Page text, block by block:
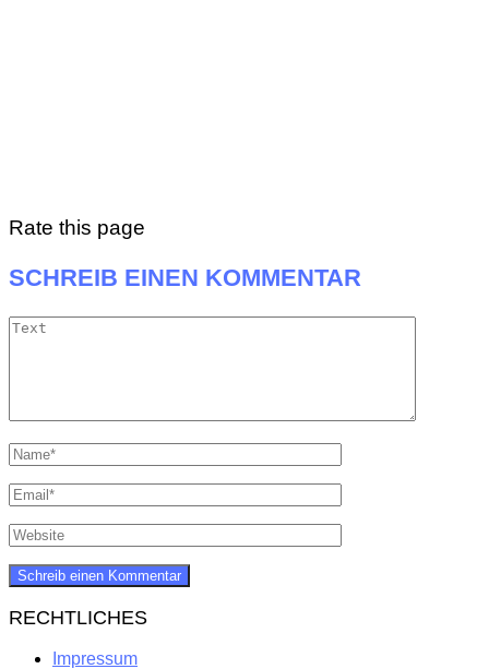
Rate this page
SCHREIB EINEN KOMMENTAR
RECHTLICHES
Impressum